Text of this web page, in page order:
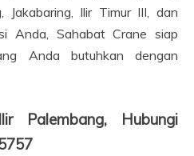
Jakabaring, Ilir Timur III, dan
Anda, Sahabat Crane siap
Anda butuhkan dengan
Palembang, Hubungi